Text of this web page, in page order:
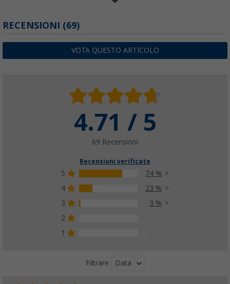
73,99€PVP 93,90€
Canalina aggiuntiva Fiamma Rail Quick Pro
45,99€PVP57,
RECENSIONI (69)
VOTA QUESTO ARTICOLO
4.71 / 5
69 Recensioni
Recensioni verificate
5
74 %
4
23 %
3
3 %
2
1
Filtrare Data